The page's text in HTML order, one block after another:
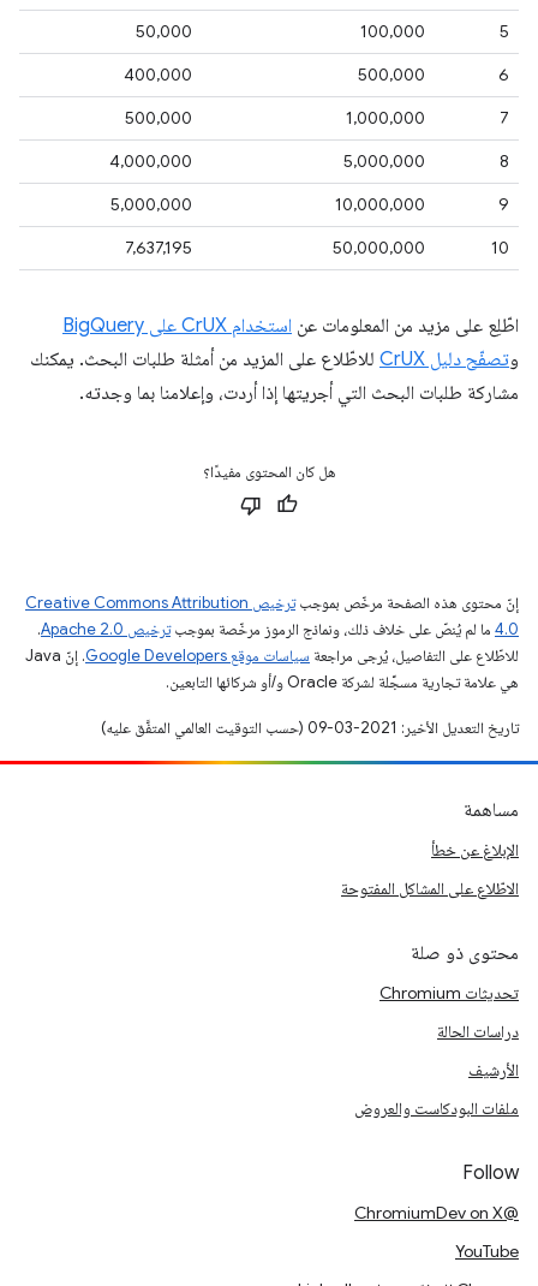
5
100,000
50,000
6
500,000
400,000
7
1,000,000
500,000
8
5,000,000
4,000,000
9
10,000,000
5,000,000
10
50,000,000
7,637,195
اطّلِع على مزيد من المعلومات عن استخدام CrUX على BigQuery
وتصفّح دليل CrUX
للاطّلاع على المزيد من أمثلة طلبات البحث. يمكنك
مشاركة طلبات البحث التي أجريتها إذا أردت، وإعلامنا بما وجدته.
هل كان المحتوى مفيدًا؟
إنّ محتوى هذه الصفحة مرخّص بموجب
ترخيص Creative Commons Attribution
4.0‏ ما لم يُنصّ على خلاف ذلك، ونماذج الرموز مرخّصة بموجبترخيص Apache 2.0‏
.
للاطّلاع على التفاصيل، يُرجى مراجعة سياسات موقع Google Developers‏
. إنّ Java
هي علامة تجارية مسجَّلة لشركة Oracle و/أو شركائها التابعين.
تاريخ التعديل الأخير: 2021-03-09 (حسب التوقيت العالمي المتفَّق عليه)
مساهمة
الإبلاغ عن خطأ
الاطّلاع على المشاكل المفتوحة
محتوى ذو صلة
تحديثات Chromium
دراسات الحالة
الأرشيف
ملفات البودكاست والعروض
Follow
@ChromiumDev on X
YouTube